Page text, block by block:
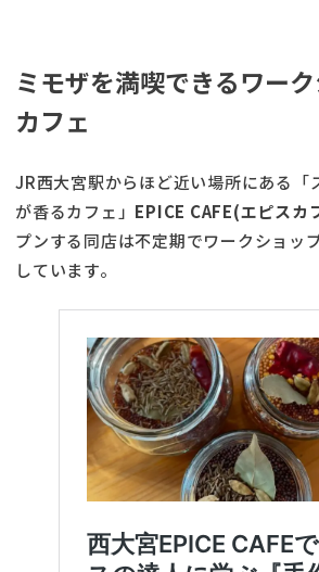
ミモザを満喫できるワー
カフェ
JR西大宮駅からほど近い場所にある「
が香るカフェ」 EPICE CAFE(エピスカ
プンする同店は不定期でワークショッ
しています。